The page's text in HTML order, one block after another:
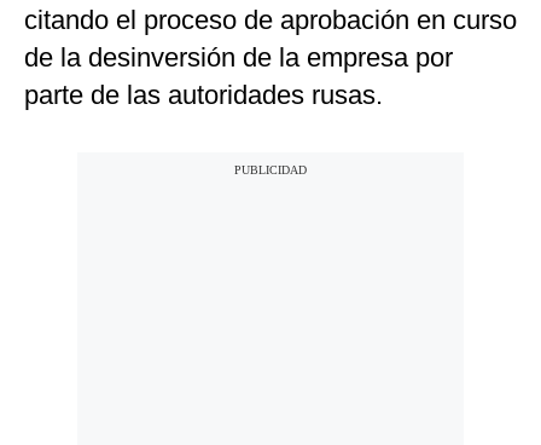
citando el proceso de aprobación en curso
de la desinversión de la empresa por
parte de las autoridades rusas.